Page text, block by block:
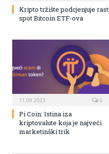
Kripto tržište podcjenjuje rast
spot Bitcoin ETF-ova
11.09.2023 0
Pi Coin: Istina iza
kriptovalute koja je najveći
marketinški trik